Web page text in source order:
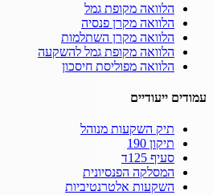
הלוואה מקופת גמל
הלוואה מקרן פנסיה
הלוואה מקרן השתלמות
הלוואה מקופת גמל להשקעה
הלוואה מפוליסת חיסכון
עמודים ייעודיים
תיק השקעות מנוהל
תיקון 190
סעיף 125ד
המסלקה הפנסיונית
השקעות אלטרנטיביות